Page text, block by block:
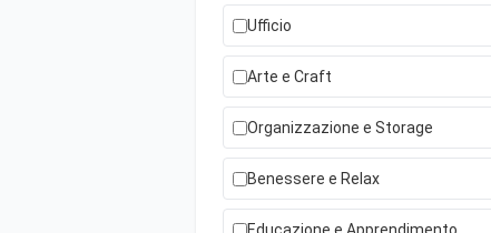
Ufficio
Arte e Craft
Organizzazione e Storage
Benessere e Relax